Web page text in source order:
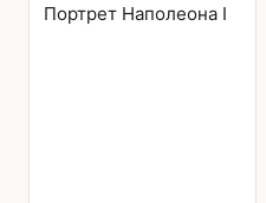
Портрет Наполеона I